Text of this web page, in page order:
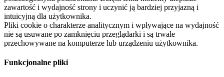
zawartość i wydajność strony i uczynić ją bardziej przyjazną i
intuicyjną dla użytkownika.
Pliki cookie o charakterze analitycznym i wpływające na wydajność
nie są usuwane po zamknięciu przeglądarki i są trwale
przechowywane na komputerze lub urządzeniu użytkownika.
Funkcjonalne pliki